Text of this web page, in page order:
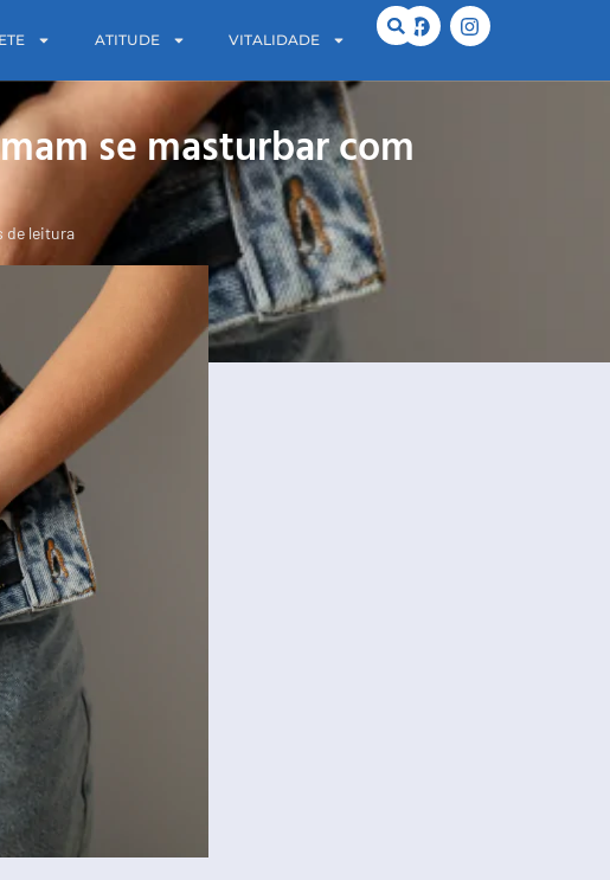
ATITUDE VITALIDADE
se masturbar com
de leitura